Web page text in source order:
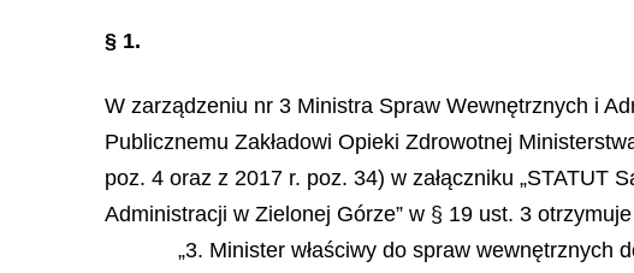
§ 1.
W zarządzeniu nr 3 Ministra Spraw Wewnętrznych i
Publicznemu Zakładowi Opieki Zdrowotnej
poz. 4 oraz z 2017 r. poz. 34) w załączniku „STATUT
Administracji w Zielonej Górze” w § 19 ust. 3
„3. Minister właściwy do spraw wewnętrznych